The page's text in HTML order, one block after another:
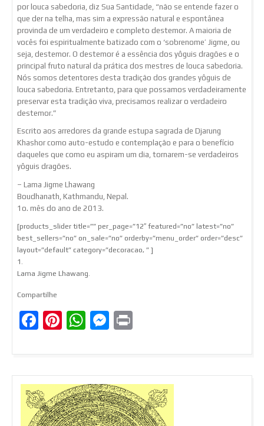
por louca sabedoria, diz Sua Santidade, “não se entende fazer o
que der na telha, mas sim a expressão natural e espontânea
provinda de um verdadeiro e completo destemor. A maioria de
vocês foi espiritualmente batizado com o ‘sobrenome’ Jigme, ou
seja, destemor. O destemor é a essência dos yôguis dragões e o
principal fruto natural da prática dos mestres de louca sabedoria.
Nós somos detentores desta tradição dos grandes yôguis de
louca sabedoria. Entretanto, para que possamos verdadeiramente
preservar esta tradição viva, precisamos realizar o verdadeiro
destemor.”
Escrito aos arredores da grande estupa sagrada de Djarung
Khashor como auto-estudo e contemplação e para o benefício
daqueles que como eu aspiram um dia, tornarem-se verdadeiros
yôguis dragões.
– Lama Jigme Lhawang
Boudhanath, Kathmandu, Nepal.
1o. mês do ano de 2013.
[products_slider title=”” per_page=”12″ featured=”no” latest=”no”
best_sellers=”no” on_sale=”no” orderby=”menu_order” order=”desc”
layout=”default” category=”decoracao, ” ]
1.
Lama Jigme Lhawang.
Compartilhe
Facebook
Pinterest
WhatsApp
Messenger